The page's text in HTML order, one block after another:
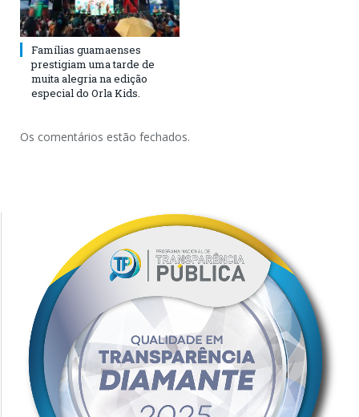
Famílias guamaenses
prestigiam uma tarde de
muita alegria na edição
especial do Orla Kids.
Os comentários estão fechados.